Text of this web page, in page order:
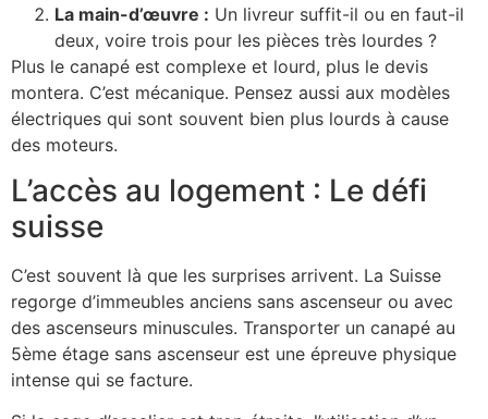
La main-d’œuvre : Un livreur suffit-il ou en faut-il
deux, voire trois pour les pièces très lourdes ?
Plus le canapé est complexe et lourd, plus le devis
montera. C’est mécanique. Pensez aussi aux modèles
électriques qui sont souvent bien plus lourds à cause
des moteurs.
L’accès au logement : Le défi
suisse
C’est souvent là que les surprises arrivent. La Suisse
regorge d’immeubles anciens sans ascenseur ou avec
des ascenseurs minuscules. Transporter un canapé au
5ème étage sans ascenseur est une épreuve physique
intense qui se facture.